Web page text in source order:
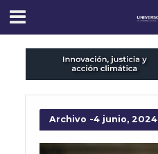
Archivo -4 junio, 2024